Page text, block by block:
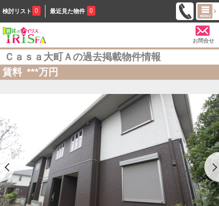
検討リスト 0 最近見た物件 0
お問合せ
Ｃａｓａ大町Ａの過去掲載物件情報
賃料 ***万円